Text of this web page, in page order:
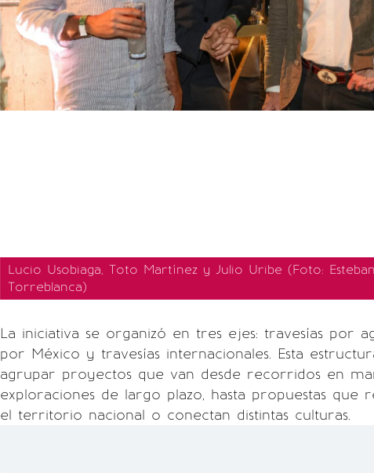
Lucio Usobiaga, Toto Martínez y Julio Uribe (Foto: Esteban
Torreblanca)
La iniciativa se organizó en tres ejes: travesías por
por México y travesías internacionales. Esta
agrupar proyectos que van desde recorridos en
exploraciones de largo plazo, hasta propuestas que
el territorio nacional o conectan distintas culturas.